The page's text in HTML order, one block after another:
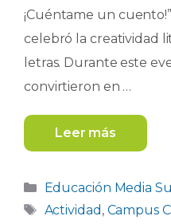
¡Cuéntame un
celebró la creatividad
letras. Durante este
convirtieron en …
Leer más
Categorías
Educación Media
Etiquetas
Actividad , Campus